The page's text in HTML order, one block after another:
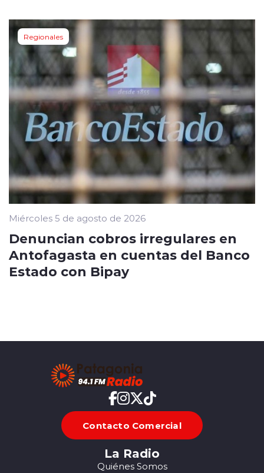
Regionales
Miércoles 5 de agosto de 2026
Denuncian cobros irregulares en
Antofagasta en cuentas del Banco
Estado con Bipay
Contacto Comercial
La Radio
Quiénes Somos